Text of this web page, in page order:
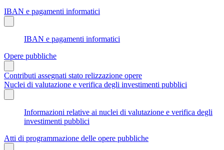
IBAN e pagamenti informatici
IBAN e pagamenti informatici
Opere pubbliche
Contributi assegnati stato relizzazione opere
Nuclei di valutazione e verifica degli investimenti pubblici
Informazioni relative ai nuclei di valutazione e verifica degli
investimenti pubblici
Atti di programmazione delle opere pubbliche